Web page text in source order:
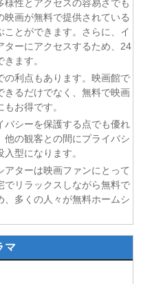
第4期 第17話
年8月7日
性とアクセスの容易さでも
画が無料で提供されている
とができます。さらに、イ
ターにアクセスするため、24
ます。
の利点もあります。映画館で
きるだけでなく、無料で映画
お得です。
バシーを保護する点でも優れ
他の観客との間にプライバシ
型になります。
アターは映画ファンにとって
でリラックスしながら無料で
、多くの人々が無料ホームシ
マ